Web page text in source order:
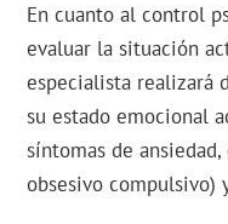
En cuanto al control
evaluar la situación
especialista realizará
su estado emocional
síntomas de
obsesivo compulsivo)